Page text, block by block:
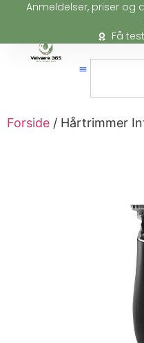
Anmeldelser, priser
Få
Forside / Hårtrimmer